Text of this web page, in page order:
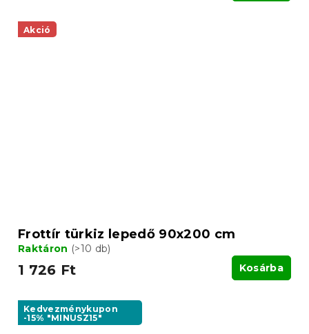
Akció
Frottír türkiz lepedő 90x200 cm
Raktáron (>10 db)
1 726 Ft Kosárba
Kedvezménykupon
-15% "MINUSZ15"